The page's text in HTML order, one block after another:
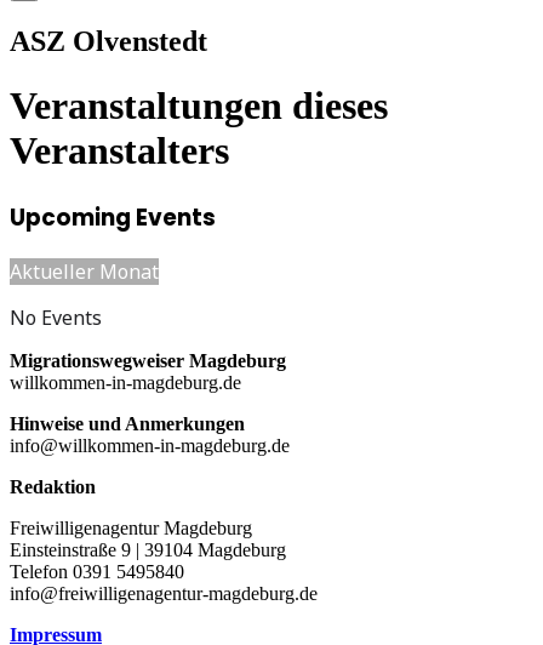
ASZ Olvenstedt
Veranstaltungen dieses
Veranstalters
Upcoming Events
Aktueller Monat
No Events
Migrationswegweiser Magdeburg
willkommen-in-magdeburg.de
Hinweise und Anmerkungen
info@willkommen-in-magdeburg.de
Redaktion
Freiwilligenagentur Magdeburg
Einsteinstraße 9 | 39104 Magdeburg
Telefon 0391 5495840
info@freiwilligenagentur-magdeburg.de
Impressum